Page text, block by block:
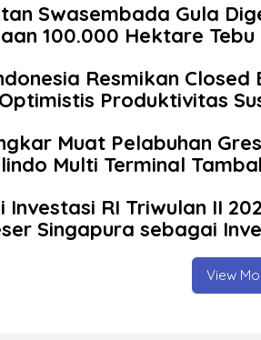
Swasembada Gula
100.000 Hektare Tebu
Resmikan
Produktivitas
Muat Pelabuhan
Multi Terminal
Investasi RI Triwulan II
Singapura sebagai
View